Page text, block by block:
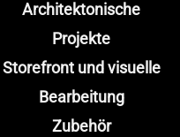
Architektonische
Projekte
Storefront und visuelle
Bearbeitung
Zubehör